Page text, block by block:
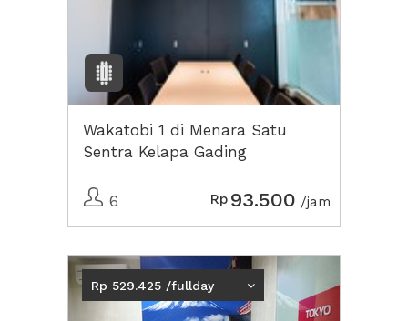
Wakatobi 1 di Menara Satu
Sentra Kelapa Gading
6 Rp 93.500 /jam
Previous
Rp 529.425 /fullday